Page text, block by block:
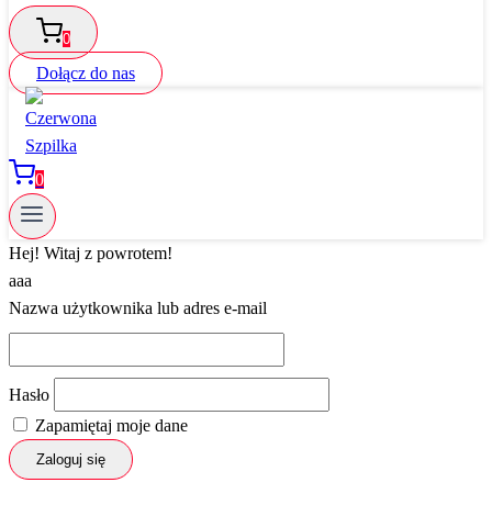
0
Dołącz do nas
0
Hej! Witaj z powrotem!
aaa
Nazwa użytkownika lub adres e-mail
Hasło
Zapamiętaj moje dane
Zaloguj się